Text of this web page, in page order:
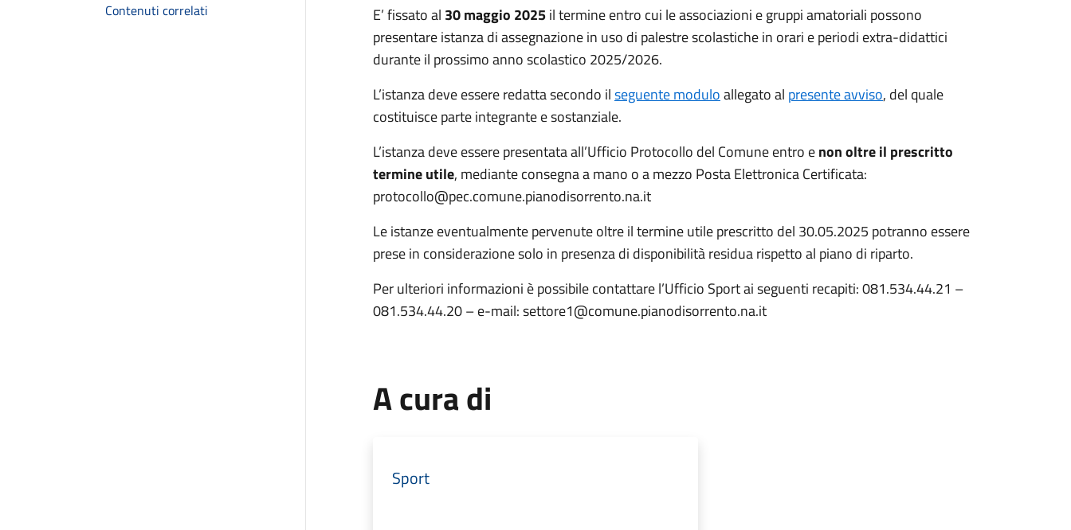
Contenuti correlati
E’ fissato al 30 maggio 2025il termine entro cui le associazioni e gruppi amatoriali possono
presentare istanza di assegnazione in uso di palestre scolastiche in orari e periodi extra-didattici
durante il prossimo anno scolastico 2025/2026.
L’istanza deve essere redatta secondo ilseguente moduloallegato al presente avviso, del quale
costituisce parte integrante e sostanziale.
L’istanza deve essere presentata all’Ufficio Protocollo del Comune entro enon oltre il prescritto
termine utile, mediante consegna a mano o a mezzo Posta Elettronica Certificata:
protocollo@pec.comune.pianodisorrento.na.it
Le istanze eventualmente pervenute oltre il termine utile prescritto del 30.05.2025 potranno essere
prese in considerazione solo in presenza di disponibilità residua rispetto al piano di riparto.
Per ulteriori informazioni è possibile contattare l’Ufficio Sport ai seguenti recapiti: 081.534.44.21 –
081.534.44.20 – e-mail: settore1@comune.pianodisorrento.na.it
A cura di
Sport